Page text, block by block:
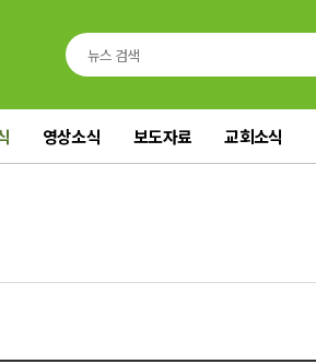
영상소식 보도자료 교회소식